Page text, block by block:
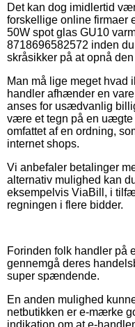
Det kan dog imidlertid
forskellige online firmaer
50W spot glas GU10
8718696582572 inden
skråsikker på at opnå
Man må lige meget hvad
handler afhænder en
anses for usædvanlig
være et tegn på en uægte
omfattet af en ordning,
internet shops.
Vi anbefaler betalinger
alternativ mulighed kan
eksempelvis ViaBill, i
regningen i flere bidder.
Forinden folk handler på
gennemgå deres
super spændende.
En anden mulighed
netbutikken er e-mærke
indikation om at e-